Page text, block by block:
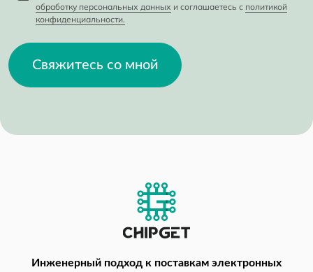
обработку персональных данных и соглашаетесь с политикой
конфиденциальности.
Свяжитесь со мной
Инженерный подход к поставкам электронных